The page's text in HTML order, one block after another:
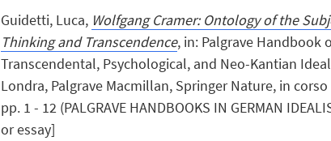
Guidetti, Luca, Wolfgang Cramer: Ontology of the
Thinking and Transcendence, in: Palgrave Handbook
Transcendental, Psychological, and Neo-Kantian
Londra, Palgrave Macmillan, Springer Nature, in
pp. 1 - 12 (PALGRAVE HANDBOOKS IN GERMAN
or essay]